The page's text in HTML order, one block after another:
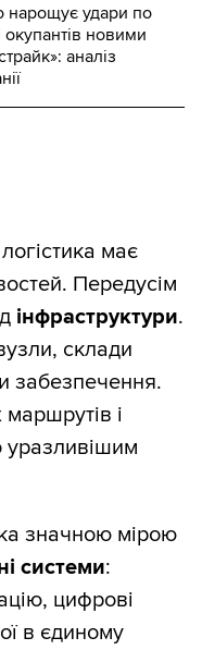
нарощує удари по
окупантів новими
аналіз
має
Передусім
інфраструктури.
склади
забезпечення.
і
уразливішим
значною мірою
системи:
цифрові
в єдиному